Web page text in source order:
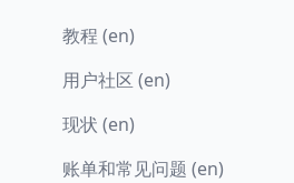
教程 (en)
用户社区 (en)
现状 (en)
账单和常见问题 (en)